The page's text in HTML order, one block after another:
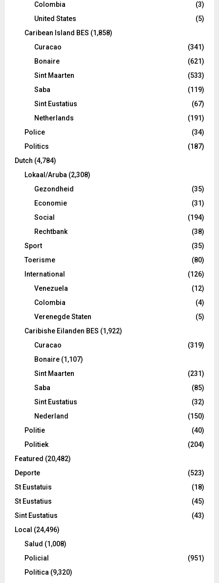
Colombia
(3)
United States
(5)
Caribean Island BES (1,858)
Curacao
(341)
Bonaire
(621)
Sint Maarten
(533)
Saba
(119)
Sint Eustatius
(67)
Netherlands
(191)
Police
(34)
Politics
(187)
Dutch (4,784)
Lokaal/Aruba (2,308)
Gezondheid
(35)
Economie
(31)
Social
(194)
Rechtbank
(38)
Sport
(35)
Toerisme
(80)
International
(126)
Venezuela
(12)
Colombia
(4)
Verenegde Staten
(5)
Caribishe Eilanden BES (1,922)
Curacao
(319)
Bonaire (1,107)
Sint Maarten
(231)
Saba
(85)
Sint Eustatius
(32)
Nederland
(150)
Politie
(40)
Politiek
(204)
Featured (20,482)
Deporte
(523)
St Eustatuis
(18)
St Eustatius
(45)
Sint Eustatius
(43)
Local (24,496)
Salud (1,008)
Policial
(951)
Politica (9,320)